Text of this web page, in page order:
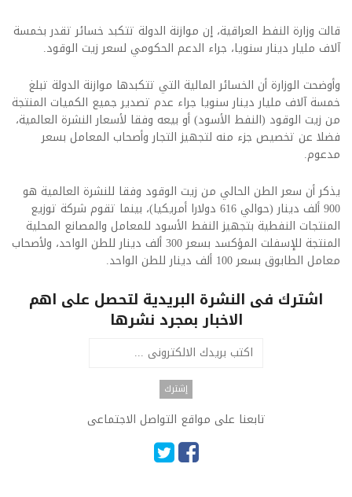
قالت وزارة النفط العراقية، إن موازنة الدولة تتكبد خسائر تقدر بخمسة
آلاف مليار دينار سنويا، جراء الدعم الحكومي لسعر زيت الوقود.
وأوضحت الوزارة أن الخسائر المالية التي تتكبدها موازنة الدولة تبلغ
خمسة آلاف مليار دينار سنويا جراء عدم تصدير جميع الكميات المنتجة
من زيت الوقود (النفط الأسود) أو بيعه وفقا لأسعار النشرة العالمية،
فضلا عن تخصيص جزء منه لتجهيز التجار وأصحاب المعامل بسعر
مدعوم.
يذكر أن سعر الطن الحالي من زيت الوقود وفقا للنشرة العالمية هو
900 ألف دينار (حوالي 616 دولارا أمريكيا)، بينما تقوم شركة توزيع
المنتجات النفطية بتجهيز النفط الأسود للمعامل والمصانع المحلية
المنتجة للإسفلت المؤكسد بسعر 300 ألف دينار للطن الواحد، ولأصحاب
معامل الطابوق بسعر 100 ألف دينار للطن الواحد.​
اشترك فى النشرة البريدية لتحصل على اهم
الاخبار بمجرد نشرها
تابعنا على مواقع التواصل الاجتماعى